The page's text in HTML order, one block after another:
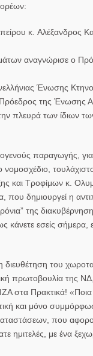
κ. Αλέξανδρος
αναγνώρισε ο
Ένωσης
της Ένωσης
των ίδιων
παραγωγής,
νομοσχέδιο,
και Τροφίμων κ.
δημιουργεί η
της
εσείς σήμερα,
διευθέτηση του
πρωτοβουλία
στα Πρακτικά!
και μόνο
που
ημιτελές, με ένα